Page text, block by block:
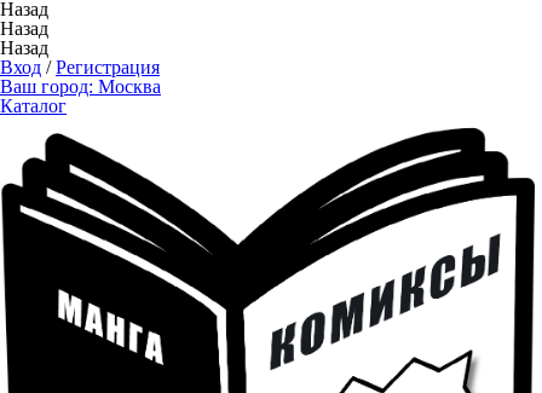
Назад
Назад
Назад
Вход /Регистрация
Ваш город: Москва
Каталог